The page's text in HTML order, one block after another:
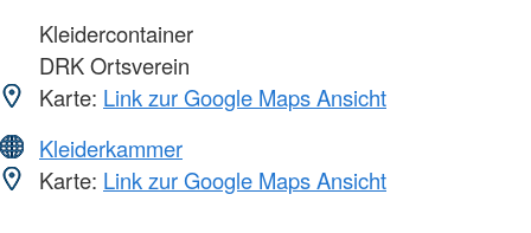
Kleidercontainer
DRK Ortsverein
Karte: Link zur Google Maps Ansicht
Kleiderkammer
Karte: Link zur Google Maps Ansicht